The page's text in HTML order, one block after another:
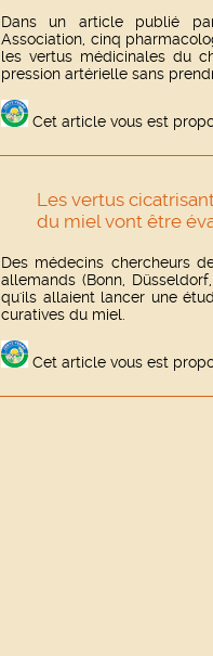
Dans un article publié
Association, cinq
les vertus médicinales du
pression artérielle sans
Cet article vous est
Les vertus
du miel vont être
Des médecins chercheurs
allemands (Bonn,
qu'ils allaient lancer une
curatives du miel.
Cet article vous est